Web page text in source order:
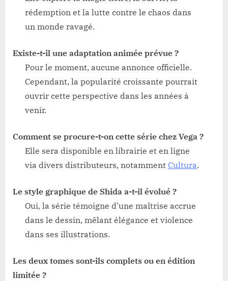
rédemption et la lutte contre le chaos dans
un monde ravagé.
Existe-t-il une adaptation animée prévue ?
Pour le moment, aucune annonce officielle.
Cependant, la popularité croissante pourrait
ouvrir cette perspective dans les années à
venir.
Comment se procure-t-on cette série chez Vega ?
Elle sera disponible en librairie et en ligne
via divers distributeurs, notamment Cultura.
Le style graphique de Shida a-t-il évolué ?
Oui, la série témoigne d’une maîtrise accrue
dans le dessin, mêlant élégance et violence
dans ses illustrations.
Les deux tomes sont-ils complets ou en édition
limitée ?